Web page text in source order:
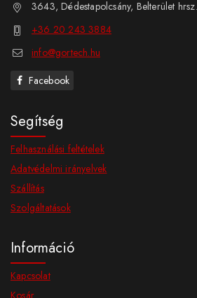
3643, Dédestapolcsány, Belterület
+36 20 243 3884
info@gortech.hu
Facebook
Segítség
Felhasználási feltételek
Adatvédelmi irányelvek
Szállítás
Szolgáltatások
Információ
Kapcsolat